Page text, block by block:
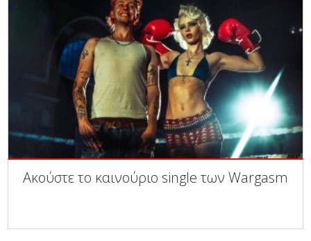
Ακούστε το καινούριο single των Wargasm